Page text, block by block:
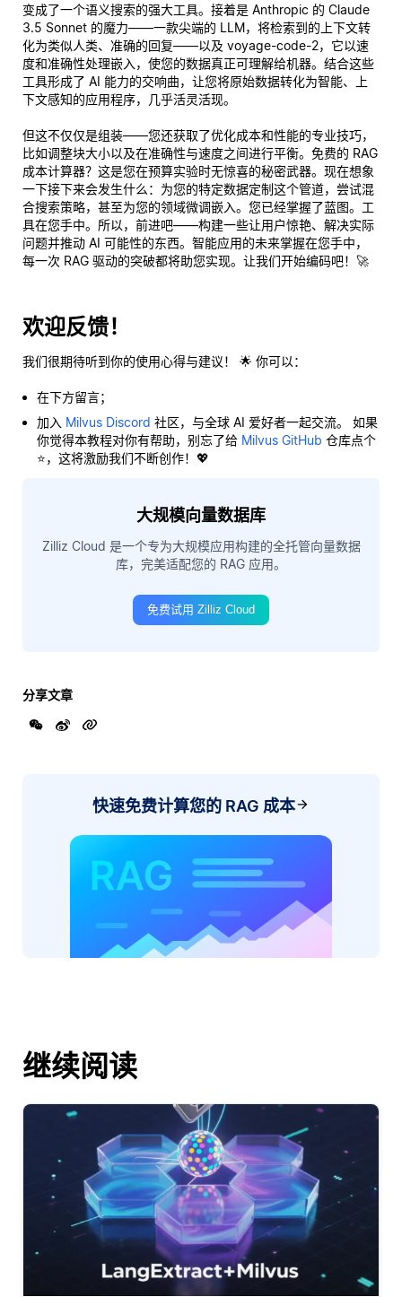
变成了一个语义搜索的强大工具。接着是 Anthropic 的 Claude
3.5 Sonnet 的魔力——一款尖端的 LLM，将检索到的上下文转
化为类似人类、准确的回复——以及 voyage-code-2，它以速
度和准确性处理嵌入，使您的数据真正可理解给机器。结合这些
工具形成了 AI 能力的交响曲，让您将原始数据转化为智能、上
下文感知的应用程序，几乎活灵活现。
但这不仅仅是组装——您还获取了优化成本和性能的专业技巧，
比如调整块大小以及在准确性与速度之间进行平衡。免费的 RAG
成本计算器？这是您在预算实验时无惊喜的秘密武器。现在想象
一下接下来会发生什么：为您的特定数据定制这个管道，尝试混
合搜索策略，甚至为您的领域微调嵌入。您已经掌握了蓝图。工
具在您手中。所以，前进吧——构建一些让用户惊艳、解决实际
问题并推动 AI 可能性的东西。智能应用的未来掌握在您手中，
每一次 RAG 驱动的突破都将助您实现。让我们开始编码吧！🚀
欢迎反馈！
我们很期待听到你的使用心得与建议！ 🌟 你可以：
在下方留言；
加入 Milvus Discord 社区，与全球 AI 爱好者一起交流。 如果
你觉得本教程对你有帮助，别忘了给 Milvus GitHub 仓库点个
⭐，这将激励我们不断创作！💖
大规模向量数据库
Zilliz Cloud 是一个专为大规模应用构建的全托管向量数据
库，完美适配您的 RAG 应用。
免费试用 Zilliz Cloud
分享文章
快速免费计算您的 RAG 成本
继续阅读